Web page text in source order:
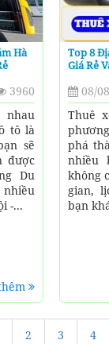
Hà
3960
tô là
sẽ
được
Du
-...
Top 8
Giá Rẻ
08/
Thuê
phá
nhiều
không
gian,
bạn
2 3 4